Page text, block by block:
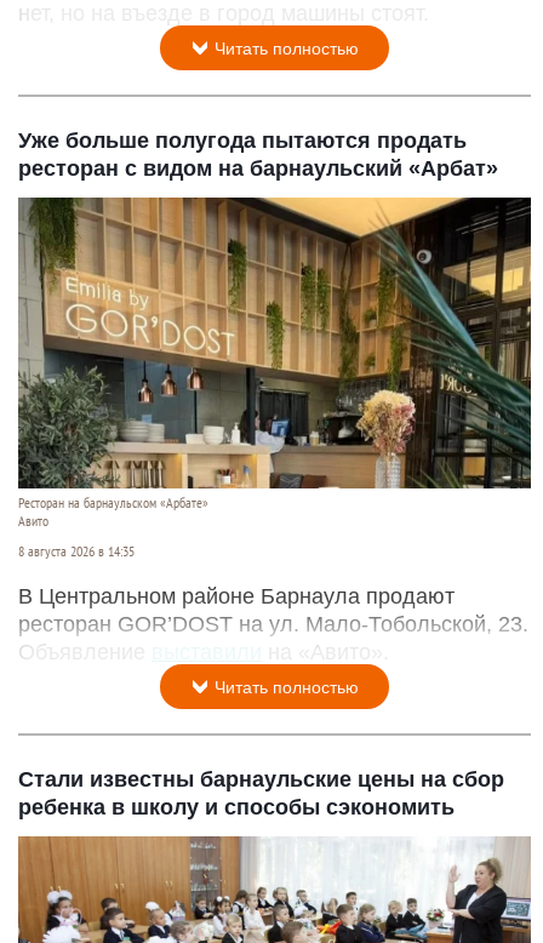
нет, но на въезде в город машины стоят.
Читать полностью
Уже больше полугода пытаются продать
ресторан с видом на барнаульский «Арбат»
Ресторан на барнаульском «Арбате»
Авито
8 августа 2026 в 14:35
В Центральном районе Барнаула продают
ресторан GOR’DOST на ул. Мало-Тобольской, 23.
Объявление
на «Авито».
Читать полностью
Стали известны барнаульские цены на сбор
ребенка в школу и способы сэкономить